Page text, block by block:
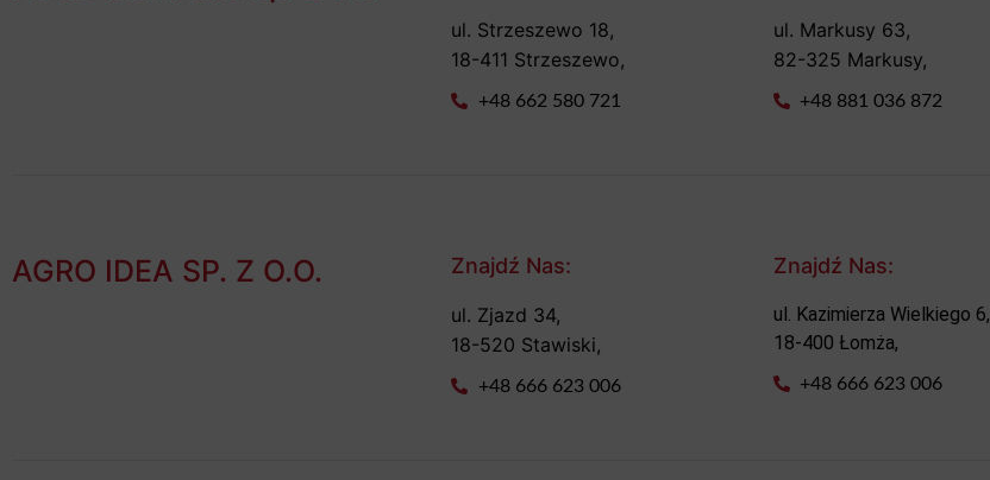
ul. Strzeszewo 18,
18-411 Strzeszewo,
+48 662 580 721
ul. Markusy 63,
82-325 Markusy,
+48 881 036 872
AGRO IDEA SP. Z O.O. Znajdź Nas:
ul. Zjazd 34,
18-520 Stawiski,
+48 666 623 006
Znajdź Nas:
ul. Kazimierza Wielkiego 6,
18-400 Łomża,
+48 666 623 006